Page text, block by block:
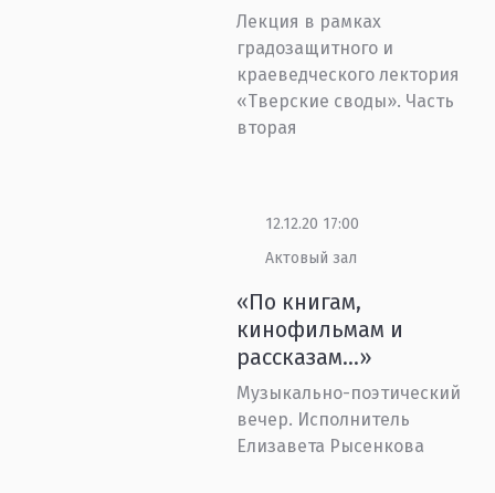
Лекция в рамках
градозащитного и
краеведческого лектория
«Тверские своды». Часть
вторая
12.12.20 17:00
Актовый зал
«По книгам,
кинофильмам и
рассказам…»
Музыкально-поэтический
вечер. Исполнитель
Елизавета Рысенкова